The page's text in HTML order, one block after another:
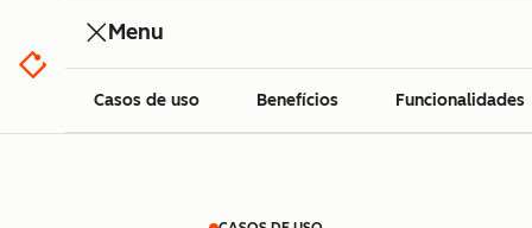
Menu
Casos de uso Benefícios Funcionalidades